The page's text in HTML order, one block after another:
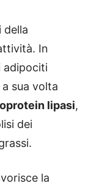
della
In
adipociti
sua volta
lipasi,
dei
la